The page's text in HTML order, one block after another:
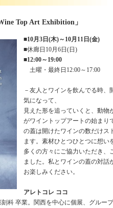
Top Art Exhibition」
■10月3日(木)～10月11日(金)
■休廊日10月6日(日)
■12:00～19:00
土曜・最終日12:00～17:00
－友人とワインを飲んでる時、
気になって、
見えた形を追っていくと、動物
がワイントップアートの始まり
の蓋は開けたワインの数だけス
ます。素材ひとつひとつに想い
多くの方々にご協力いただき、
ました。私とワインの蓋の対話
お楽しみください。
アレトコレ ココ
科 卒業。関西を中心に個展、グルー